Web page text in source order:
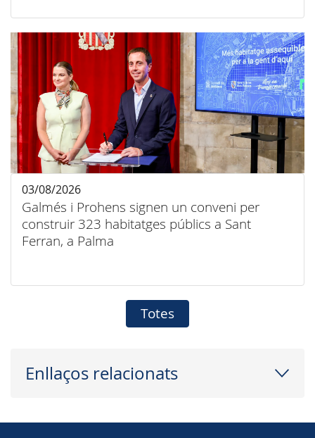
Galmés i Prohens signen un conveni per
construir 323 habitatges públics a Sant
Ferran, a Palma
03/08/2026
Totes
Enllaços relacionats